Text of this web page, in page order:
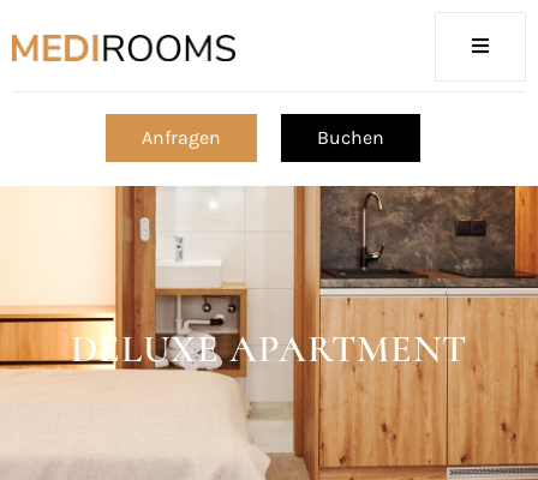
Anfragen Buchen
DELUXE APARTMENT